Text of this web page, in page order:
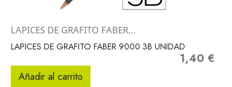
Vista rápida
LAPICES DE GRAFITO FABER...
LAPICES DE GRAFITO FABER 9000 3B UNIDAD
Precio
1,40 €
Añadir al carrito